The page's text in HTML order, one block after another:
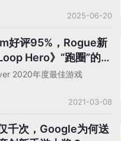
2025-06-20
好评95%，Rogue新
Hero》“跑圈”的有
！2020年度最佳游戏
2021-03-08
千次，Google为何送